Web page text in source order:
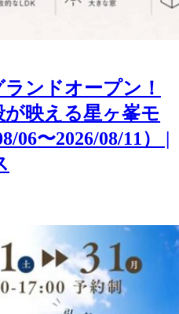
ンドオープン！
が映える星ヶ峯モ
06〜2026/08/11） |